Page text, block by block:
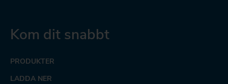
Kom dit snabbt
PRODUKTER
LADDA NER